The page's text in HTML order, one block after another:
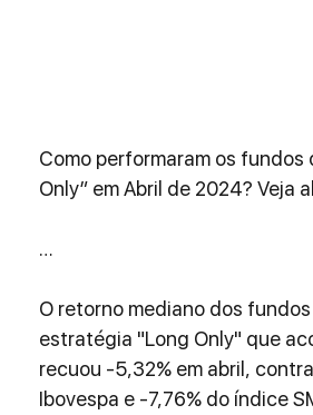
Como performaram os fundos
Only” em Abril de 2024? Veja
…
O retorno mediano dos
estratégia "Long Only" que
recuou -5,32% em abril,
Ibovespa e -7,76% do índice